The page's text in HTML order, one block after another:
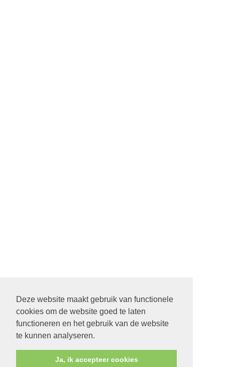
Deze website maakt gebruik van functionele
cookies om de website goed te laten
functioneren en het gebruik van de website
te kunnen analyseren.
Ja, ik accepteer cookies